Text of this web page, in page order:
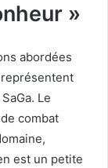
»
abordées
Le
combat
est un petite